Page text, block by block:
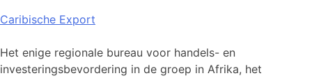
Skip
content
Caribische Export
Het enige regionale bureau voor handels- en
investeringsbevordering in de groep in Afrika, het